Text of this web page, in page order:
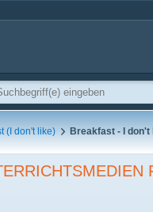
(I don't like) Breakfast - I don't